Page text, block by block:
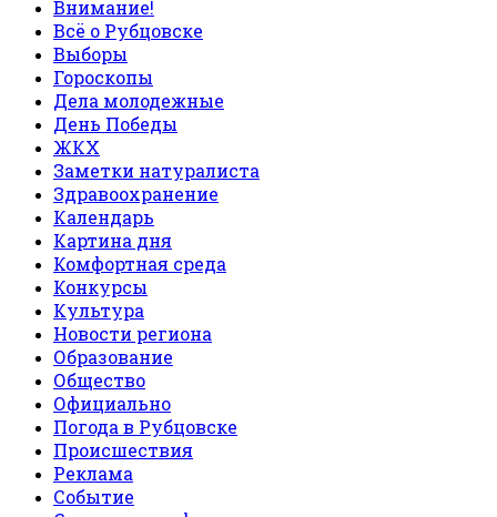
Внимание!
Всё о Рубцовске
Выборы
Гороскопы
Дела молодежные
День Победы
ЖКХ
Заметки натуралиста
Здравоохранение
Календарь
Картина дня
Комфортная среда
Конкурсы
Культура
Новости региона
Образование
Общество
Официально
Погода в Рубцовске
Происшествия
Реклама
Событие